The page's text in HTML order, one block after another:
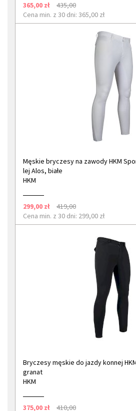
365,00 zł
435,00
Cena min. z 30 dni: 365,00 zł
Męskie bryczesy na zawody HKM
lej Alos, białe
HKM
299,00 zł
419,00
Cena min. z 30 dni: 299,00 zł
Bryczesy męskie do jazdy konnej
granat
HKM
375,00 zł
410,00